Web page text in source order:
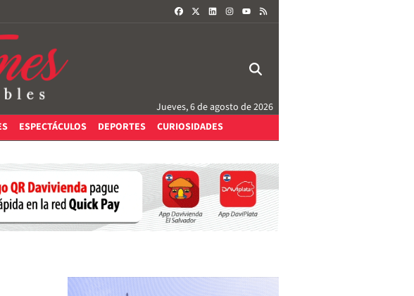
FACEBOOKLINKEDININSTAGRAM
Jueves, 6 de agosto de 2026
ESPECTÁCULOS DEPORTES CURIOSIDADES